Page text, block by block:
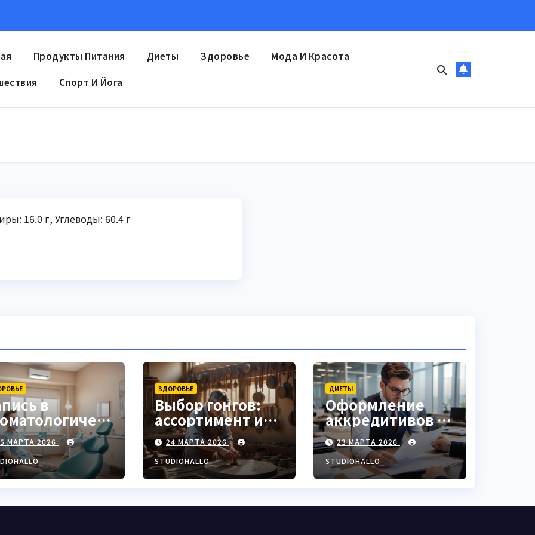
Продукты Питания Диеты Здоровье Мода И Красота
Спорт И Йога
16.0 г, Углеводы: 60.4 г
в
клинику
МАРТА 2026
ЗДОРОВЬЕ
Выбор гонгов:
ассортимент и
характеристики
24 МАРТА 2026
STUDIOHALLO_
ДИЕТЫ
Оформление
аккредитивов в
международной
торговле
23 МАРТА 2026
STUDIOHALLO_